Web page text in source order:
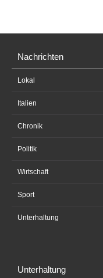
Nachrichten
Lokal
Italien
Chronik
Politik
Wirtschaft
Sport
Unterhaltung
Unterhaltung